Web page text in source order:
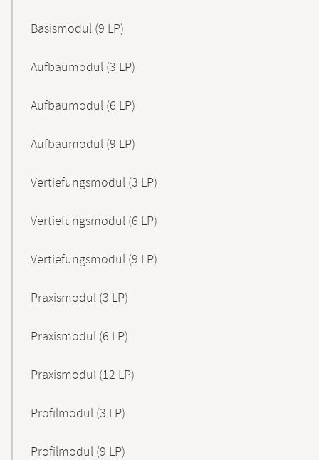
Basismodul (9 LP)
Aufbaumodul (3 LP)
Aufbaumodul (6 LP)
Aufbaumodul (9 LP)
Vertiefungsmodul (3 LP)
Vertiefungsmodul (6 LP)
Vertiefungsmodul (9 LP)
Praxismodul (3 LP)
Praxismodul (6 LP)
Praxismodul (12 LP)
Profilmodul (3 LP)
Profilmodul (9 LP)